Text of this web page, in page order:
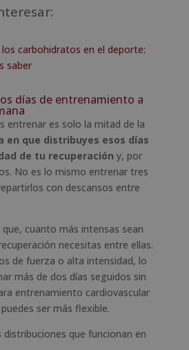
carbohidratos en el deporte:
saber
días de entrenamiento a
entrenar es solo la mitad de la
en que distribuyes esos días
de tu recuperación y, por
No es lo mismo entrenar tres
con descansos entre
cuanto más intensas sean
necesitas entre ellas.
de fuerza o alta intensidad, lo
más de dos días seguidos sin
entrenamiento cardiovascular
ser más flexible.
distribuciones que funcionan en